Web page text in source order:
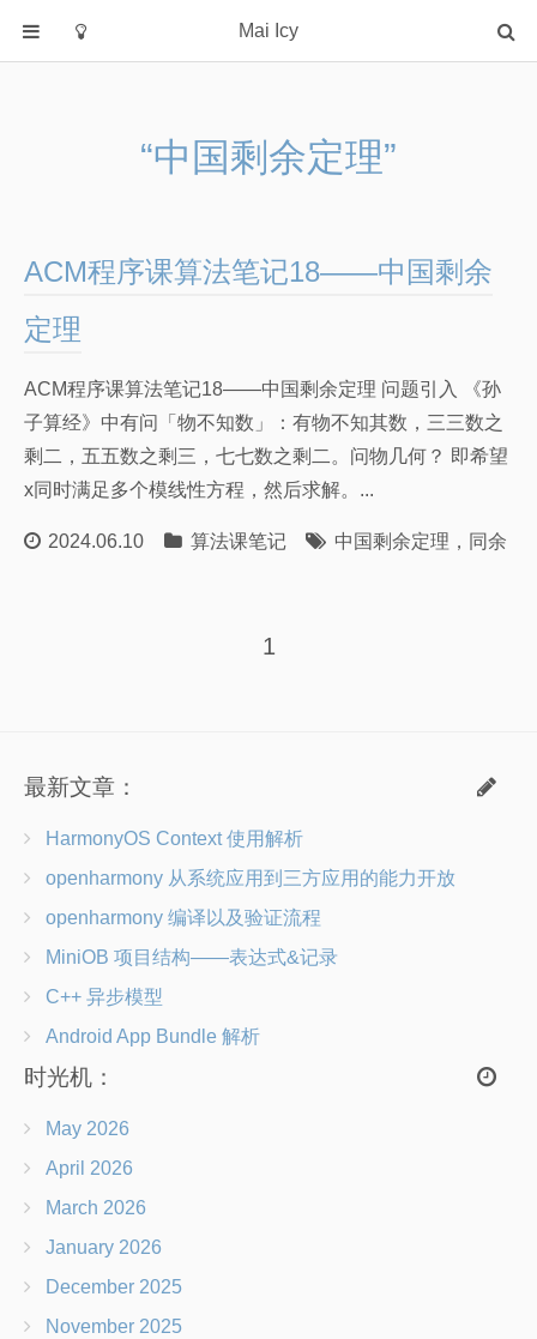
Mai Icy
rust
大模型
数据库
机器学习
计算机网络笔记
“中国剩余定理”
ACM程序课算法笔记18——中国剩余
定理
ACM程序课算法笔记18——中国剩余定理 问题引入 《孙
子算经》中有问「物不知数」：有物不知其数，三三数之
剩二，五五数之剩三，七七数之剩二。问物几何？ 即希望
x同时满足多个模线性方程，然后求解。...
2024.06.10 算法课笔记 中国剩余定理 ， 同余
1
最新文章：
HarmonyOS Context 使用解析
openharmony 从系统应用到三方应用的能力开放
openharmony 编译以及验证流程
MiniOB 项目结构——表达式&记录
C++ 异步模型
Android App Bundle 解析
时光机：
May 2026
April 2026
March 2026
January 2026
December 2025
November 2025